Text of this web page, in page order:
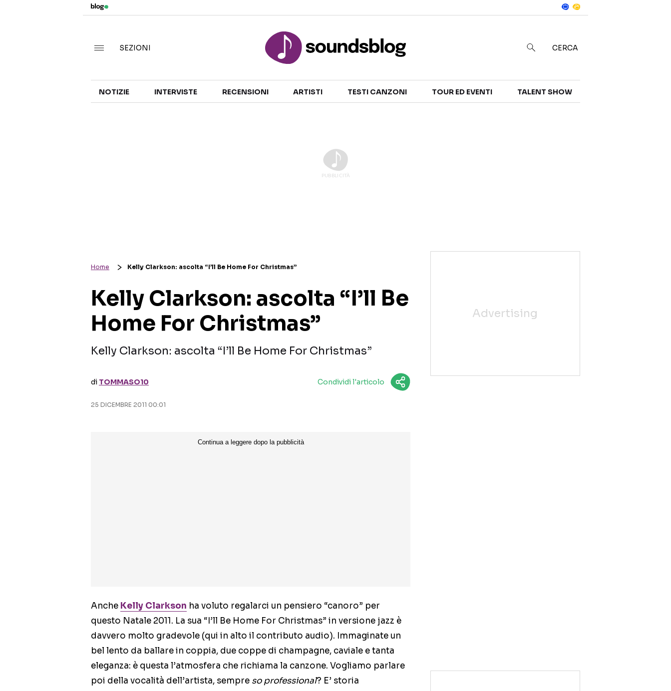
TALENT SHOW
SEZIONI CERCA
NOTIZIE INTERVISTE RECENSIONI ARTISTI TESTI CANZONI TOUR ED EVENTI TALENT SHOW
Home Kelly Clarkson: ascolta “I’ll Be Home For Christmas”
Kelly Clarkson: ascolta “I’ll Be
Home For Christmas”
Kelly Clarkson: ascolta “I’ll Be Home For Christmas”
di TOMMASO10 Condividi l'articolo
25 DICEMBRE 2011 00:01
Anche Kelly Clarkson ha voluto regalarci un pensiero “canoro” per
questo Natale 2011. La sua “I’ll Be Home For Christmas” in versione jazz è
davvero molto gradevole (qui in alto il contributo audio). Immaginate un
bel lento da ballare in coppia, due coppe di champagne, caviale e tanta
eleganza: è questa l’atmosfera che richiama la canzone. Vogliamo parlare
poi della vocalità dell’artista, sempre so professional? E’ storia